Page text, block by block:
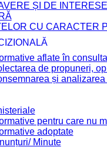
ȘI DE INTERESE
CU CARACTER
aflate în
de propuneri,
și
pentru care nu
adoptate
Minute